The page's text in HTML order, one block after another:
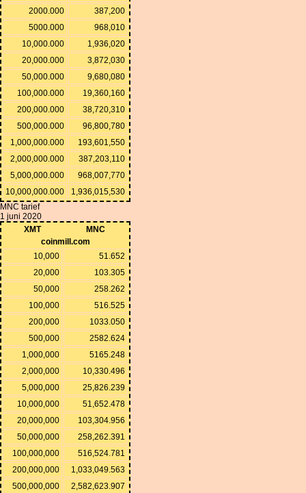
2000.000
387,200
5000.000
968,010
10,000.000
1,936,020
20,000.000
3,872,030
50,000.000
9,680,080
100,000.000
19,360,160
200,000.000
38,720,310
500,000.000
96,800,780
1,000,000.000
193,601,550
2,000,000.000
387,203,110
5,000,000.000
968,007,770
10,000,000.000
1,936,015,530
MNC tarief
1 juni 2020
XMT
MNC
coinmill.com
10,000
51.652
20,000
103.305
50,000
258.262
100,000
516.525
200,000
1033.050
500,000
2582.624
1,000,000
5165.248
2,000,000
10,330.496
5,000,000
25,826.239
10,000,000
51,652.478
20,000,000
103,304.956
50,000,000
258,262.391
100,000,000
516,524.781
200,000,000
1,033,049.563
500,000,000
2,582,623.907